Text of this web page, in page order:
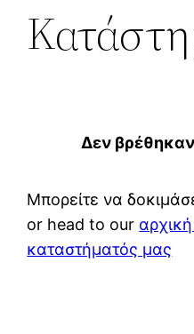
Δεν
Μπορείτε να
or head to our
καταστήματός μας